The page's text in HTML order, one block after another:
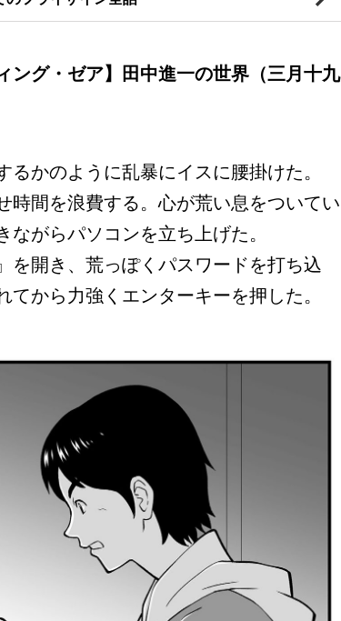
ング・ゼア】田中進一の世界（三月十九
かのように乱暴にイスに腰掛けた。
間を浪費する。心が荒い息をついてい
がらパソコンを立ち上げた。
開き、荒っぽくパスワードを打ち込
から力強くエンターキーを押した。